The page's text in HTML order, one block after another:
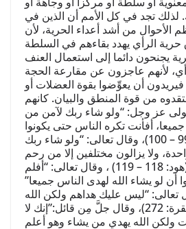
لذلك تجد في كل الأمم أن الذين في
من أشد أعداء الحرية، لأن
يجنحون دائما إلى استعمال العنف
لأنهم عاجزون عن مقارعة الحجة
فيريدون أن يعوِّضوا بقوة العضلات أو
من قوة المنطق والبيان. كانهم
عز وجل: “ولو شاء ربك لآمن من
أفأنت تكره الناس حتى يكونوا
مؤمنين.” (يونس: 99 – 100)، وقال تعالى: “ولو شاء ربك
ولا يزالون مختلفين إلا من رحم
ربك، ولذلك خلقهم” (هود: 118 – 119) ، وقال تعالى: “أفلم
أن لو يشاء الله لهدى الناس جميعا”
وقال تعالى: “ليس عليك هداهم ولكن الله
يهدي من يشاء” (البقرة: 272)، وقال جلَّ مِن قائل:”إنك لا
ولكن الله يهدي من يشاء وهو أعلم